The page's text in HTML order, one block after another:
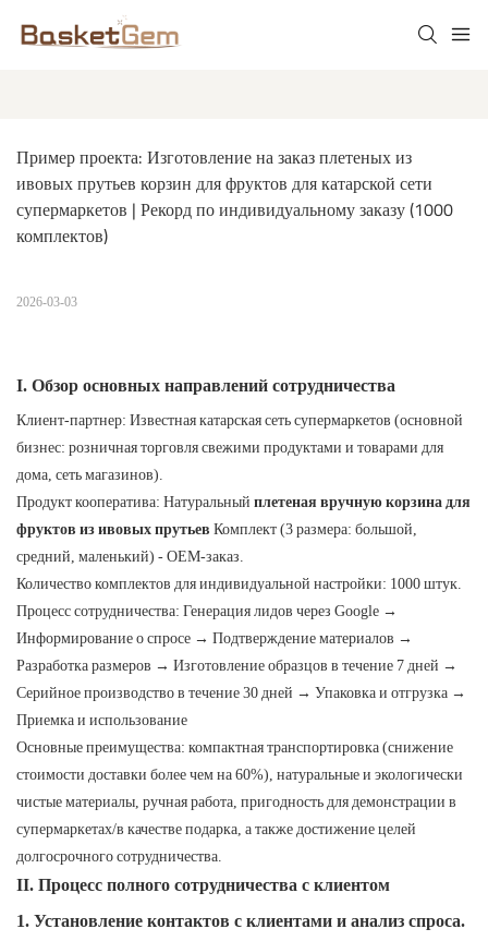
Пример проекта: Изготовление на заказ плетеных из
ивовых прутьев корзин для фруктов для катарской сети
супермаркетов | Рекорд по индивидуальному заказу (1000
комплектов)
2026-03-03
I. Обзор основных направлений сотрудничества
Клиент-партнер: Известная катарская сеть супермаркетов (основной
бизнес: розничная торговля свежими продуктами и товарами для
дома, сеть магазинов).
Продукт кооператива: Натуральный плетеная вручную корзина для
фруктов из ивовых прутьев Комплект (3 размера: большой,
средний, маленький) - OEM-заказ.
Количество комплектов для индивидуальной настройки: 1000 штук.
Процесс сотрудничества: Генерация лидов через Google →
Информирование о спросе → Подтверждение материалов →
Разработка размеров → Изготовление образцов в течение 7 дней →
Серийное производство в течение 30 дней → Упаковка и отгрузка →
Приемка и использование
Основные преимущества: компактная транспортировка (снижение
стоимости доставки более чем на 60%), натуральные и экологически
чистые материалы, ручная работа, пригодность для демонстрации в
супермаркетах/в качестве подарка, а также достижение целей
долгосрочного сотрудничества.
II. Процесс полного сотрудничества с клиентом
1. Установление контактов с клиентами и анализ спроса.